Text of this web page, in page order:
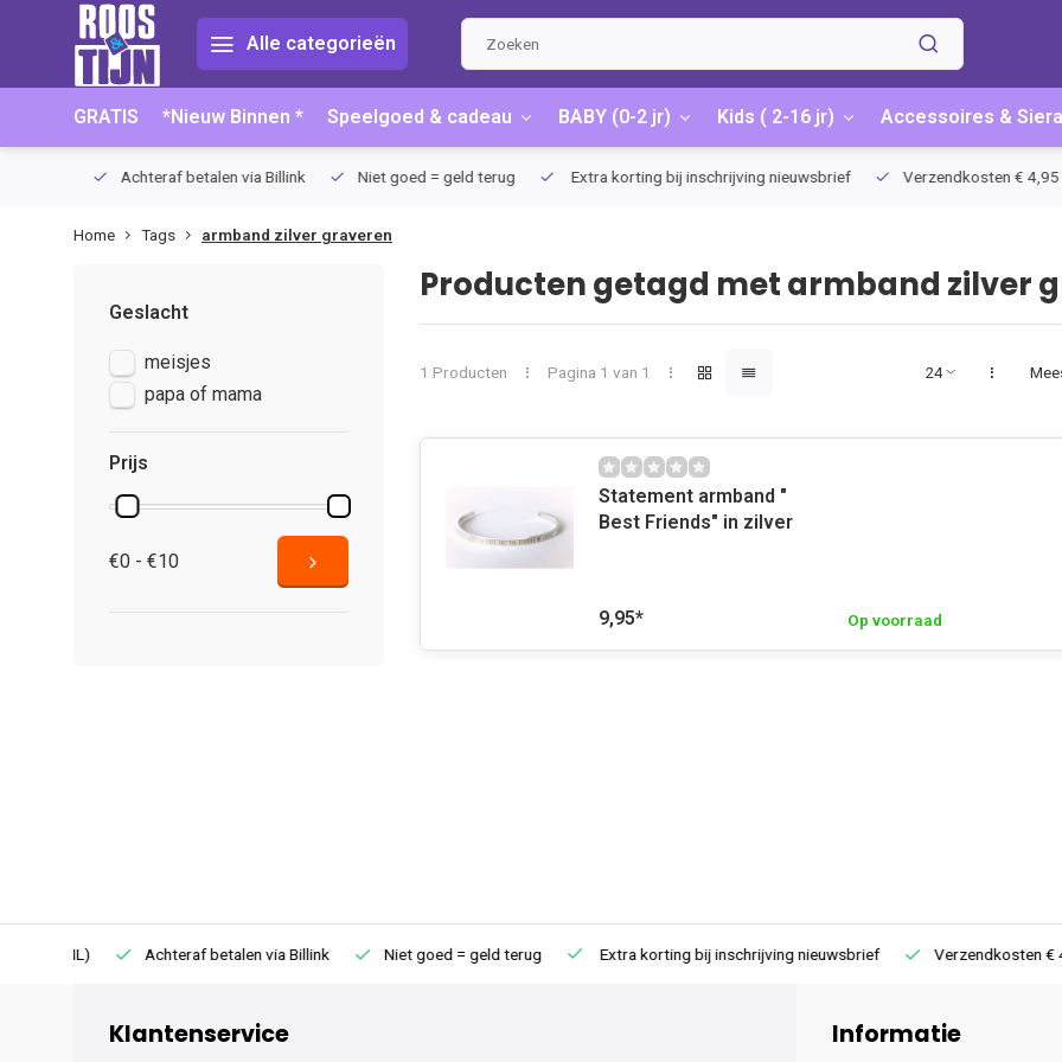
Alle categorieën
GRATIS *Nieuw Binnen * Speelgoed & cadeau BABY (0-2 jr) Kids ( 2-16 jr) Accessoires &
Achteraf betalen via Billink Niet goed = geld terug Extra korting bij inschrijving nieuwsbrief Verzendkosten € 4,95 /
Home Tags armband zilver graveren
Geslacht
meisjes
papa of mama
Prijs
€0 - €10
Producten getagd met armband zilver
1 Producten Pagina 1 van 1
Statement armband "
Best Friends" in zilver
9,95* Op voorraad
Achteraf betalen via Billink Niet goed = geld terug Extra korting bij inschrijving nieuwsbrief Verzendkosten € 4,95
Klantenservice Informatie